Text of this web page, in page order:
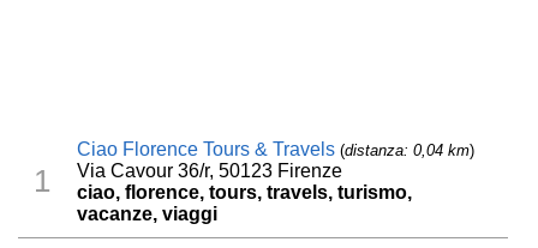
1
Ciao Florence Tours & Travels (distanza: 0,04 km)
Via Cavour 36/r, 50123 Firenze
ciao, florence, tours, travels, turismo,
vacanze, viaggi